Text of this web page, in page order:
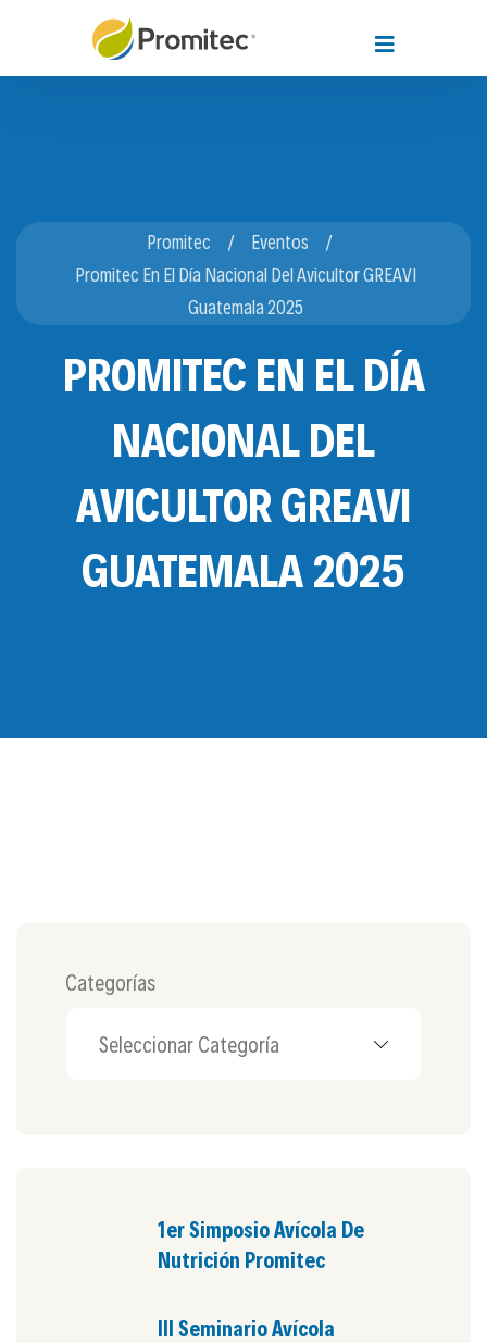
Promitec
Eventos
Promitec En El Día Nacional Del Avicultor GREAVI
Guatemala 2025
PROMITEC EN EL DÍA
NACIONAL DEL
AVICULTOR GREAVI
GUATEMALA 2025
Categorías
1er Simposio Avícola De
Nutrición Promitec
III Seminario Avícola